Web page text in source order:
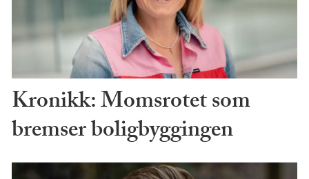
Kronikk: Momsrotet som
bremser boligbyggingen